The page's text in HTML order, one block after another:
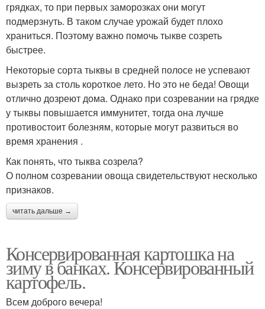
грядках, то при первых заморозках они могут
подмерзнуть. В таком случае урожай будет плохо
храниться. Поэтому важно помочь тыкве созреть
быстрее.
Некоторые сорта тыквы в средней полосе не успевают
вызреть за столь короткое лето. Но это не беда! Овощи
отлично дозреют дома. Однако при созревании на грядке
у тыквы повышается иммунитет, тогда она лучше
противостоит болезням, которые могут развиться во
время хранения .
Как понять, что тыква созрела?
О полном созревании овоща свидетельствуют несколько
признаков.
читать дальше →
Консервированная картошка на
зиму в банках. Консервированный
картофель.
Всем доброго вечера!